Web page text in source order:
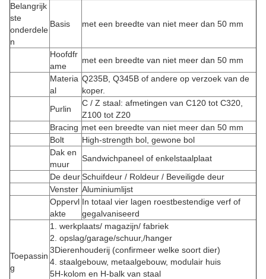
Belangrijk
ste
onderdele
n
Basis met een breedte van niet meer dan 50 mm
Hoofdfr
ame
met een breedte van niet meer dan 50 mm
Materia
al
Q235B, Q345B of andere op verzoek van de
koper.
Purlin
C / Z staal: afmetingen van C120 tot C320,
Z100 tot Z20
Bracing met een breedte van niet meer dan 50 mm
Bolt
High-strength bol, gewone bol
Dak en
muur
Sandwichpaneel of enkelstaalplaat
De deurSchuifdeur / Roldeur / Beveiligde deur
Venster Aluminiumlijst
Oppervl
akte
In totaal vier lagen roestbestendige verf of
gegalvaniseerd
Toepassin
g
1. werkplaats/ magazijn/ fabriek
2. opslag/garage/schuur,/hanger
3Dierenhouderij (confirmeer welke soort dier)
4. staalgebouw, metaalgebouw, modulair huis
5H-kolom en H-balk van staal